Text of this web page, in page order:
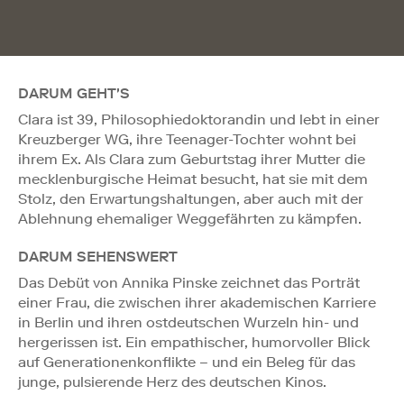
DARUM GEHT'S
Clara ist 39, Philosophiedoktorandin und lebt in einer
Kreuzberger WG, ihre Teenager-Tochter wohnt bei
ihrem Ex. Als Clara zum Geburtstag ihrer Mutter die
mecklenburgische Heimat besucht, hat sie mit dem
Stolz, den Erwartungshaltungen, aber auch mit der
Ablehnung ehemaliger Weggefährten zu kämpfen.
DARUM SEHENSWERT
Das Debüt von Annika Pinske zeichnet das Porträt
einer Frau, die zwischen ihrer akademischen Karriere
in Berlin und ihren ostdeutschen Wurzeln hin- und
hergerissen ist. Ein empathischer, humorvoller Blick
auf Generationenkonflikte – und ein Beleg für das
junge, pulsierende Herz des deutschen Kinos.